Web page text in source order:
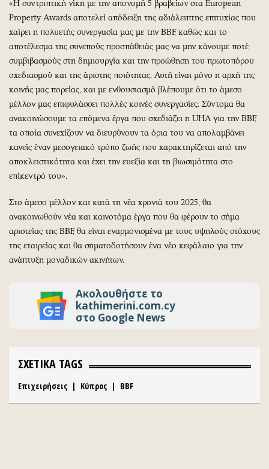
«Η συντριπτική νίκη με την απονομή 5 βραβείων στα European
Property Awards αποτελεί απόδειξη της αδιάλειπτης επιτυχίας που
χαίρει η πολυετής συνεργασία μας με την BBF, καθώς και το
αποτέλεσμα της συνεπούς προσπάθειάς μας να μην κάνουμε ποτέ
συμβιβασμούς στη δημιουργία και την προώθηση του πρωτοπόρου
σχεδιασμού και της άριστης ποιότητας. Αυτή είναι μόνο η αρχή της
κοινής μας πορείας, και με ενθουσιασμό βλέπουμε ότι το άμεσο
μέλλον μας επιφυλάσσει πολλές κοινές συνεργασίες. Σύντομα θα
ανακοινώσουμε τα επόμενα έργα που σχεδιάζει η UHA για την BBF,
τα οποία συνεχίζουν να διευρύνουν τα όρια του να απολαμβάνει
κανείς έναν μεσογειακό τρόπο ζωής που χαρακτηρίζεται από την
αποκλειστικότητα και έχει την ευεξία και τη βιωσιμότητα στο
επίκεντρό του».
Στο άμεσο μέλλον και κατά τη νέα χρονιά του 2025, θα
ανακοινωθούν νέα και καινοτόμα έργα που θα φέρουν το σήμα
αριστείας της BBF, θα είναι εναρμονισμένα με τους υψηλούς στόχους
της εταιρείας και θα σηματοδοτήσουν ένα νέο κεφάλαιο για την
ανάπτυξη μοναδικών ακινήτων.
Ακολουθήστε το
kathimerini.com.cy
στο Google News
ΣΧΕΤΙΚΑ TAGS
Επιχειρήσεις | Κύπρος | BBF